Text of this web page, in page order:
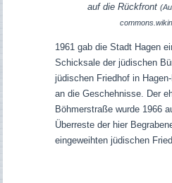
auf die Rückfront
1961 gab die Stadt Hagen
Schicksale der jüdischen
jüdischen Friedhof in
an die Geschehnisse. Der
Böhmerstraße wurde 1966
Überreste der hier
eingeweihten jüdischen